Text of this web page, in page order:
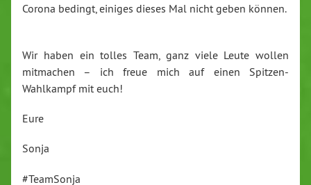
Corona bedingt, einiges dieses Mal nicht geben können.
Wir haben ein tolles Team, ganz viele Leute wollen
mitmachen – ich freue mich auf einen Spitzen-
Wahlkampf mit euch!
Eure
Sonja
#TeamSonja